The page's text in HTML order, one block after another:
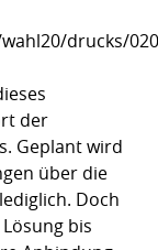
drucks/
der
Geplant wird
über die
Doch
bis